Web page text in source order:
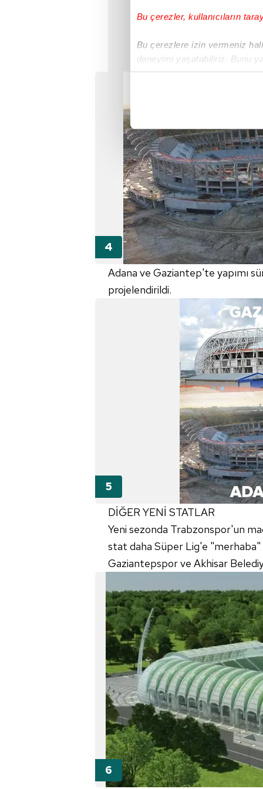
Bu çerezler, kullanıcıların
Bu çerezlere izin vermeniz
deneyimi yaşatabiliriz. Bunu
içerikleri sunabilmek adına
Her halükârda, kullanıcılar,
Sizlere daha iyi bir hizmet
çerezler vasıtasıyla çeşitli
amacıyla kullanılmaktadır.
reklam/pazarlama faaliyetlerinin
Çerezlere ilişkin tercihlerinizi
butonuna tıklayabilir,Çerez
6698 sayılı Kişisel Verilerin
mevzuata uygun olarak
Adana ve Gaziantep'te yapımı
projelendirildi.
DİĞER YENİ STATLAR
Yeni sezonda Trabzonspor'un
stat daha Süper Lig'e "merhaba"
Gaziantepspor ve Akhisar